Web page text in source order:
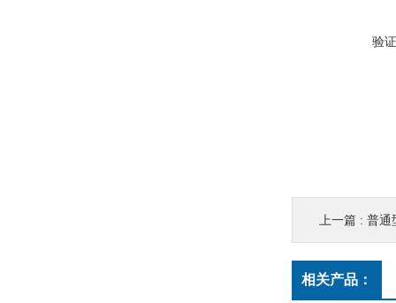
验
上一篇 : 普通
相关产品：